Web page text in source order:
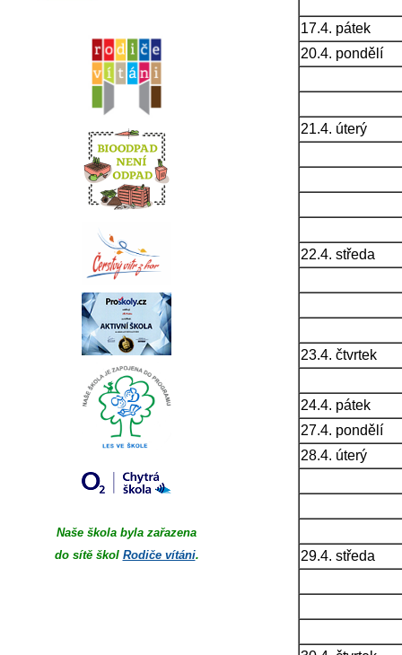
Naše škola byla zařazena
do sítě škol Rodiče vítáni.
17.4. pátek
20.4. pondělí
21.4. úterý
22.4. středa
23.4. čtvrtek
24.4. pátek
27.4. pondělí
28.4. úterý
29.4. středa